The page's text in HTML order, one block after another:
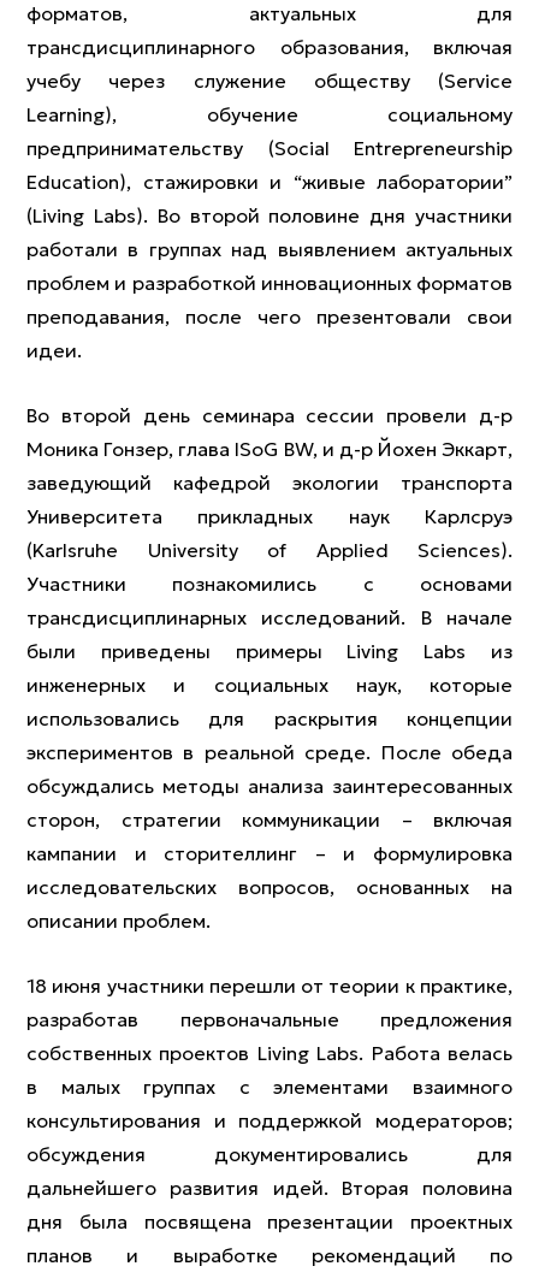
форматов, актуальных для
трансдисциплинарного образования, включая
учебу через служение обществу (Service
Learning), обучение социальному
предпринимательству (Social Entrepreneurship
Education), стажировки и “живые лаборатории”
(Living Labs). Во второй половине дня участники
работали в группах над выявлением актуальных
проблем и разработкой инновационных форматов
преподавания, после чего презентовали свои
идеи.
Во второй день семинара сессии провели д-р
Моника Гонзер, глава ISoG BW, и д-р Йохен Эккарт,
заведующий кафедрой экологии транспорта
Университета прикладных наук Карлсруэ
(Karlsruhe University of Applied Sciences).
Участники познакомились с основами
трансдисциплинарных исследований. В начале
были приведены примеры Living Labs из
инженерных и социальных наук, которые
использовались для раскрытия концепции
экспериментов в реальной среде. После обеда
обсуждались методы анализа заинтересованных
сторон, стратегии коммуникации – включая
кампании и сторителлинг – и формулировка
исследовательских вопросов, основанных на
описании проблем.
18 июня участники перешли от теории к практике,
разработав первоначальные предложения
собственных проектов Living Labs. Работа велась
в малых группах с элементами взаимного
консультирования и поддержкой модераторов;
обсуждения документировались для
дальнейшего развития идей. Вторая половина
дня была посвящена презентации проектных
планов и выработке рекомендаций по